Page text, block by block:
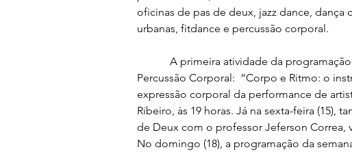
oficinas de pas de deux, jazz dance, dança
urbanas, fitdance e percussão corporal.
A primeira atividade da programação
Percussão Corporal:  “Corpo e Ritmo: o
expressão corporal da performance de
Ribeiro, às 19 horas. Já na sexta-feira (15),
de Deux com o professor Jeferson Correa,
No domingo (18), a programação da